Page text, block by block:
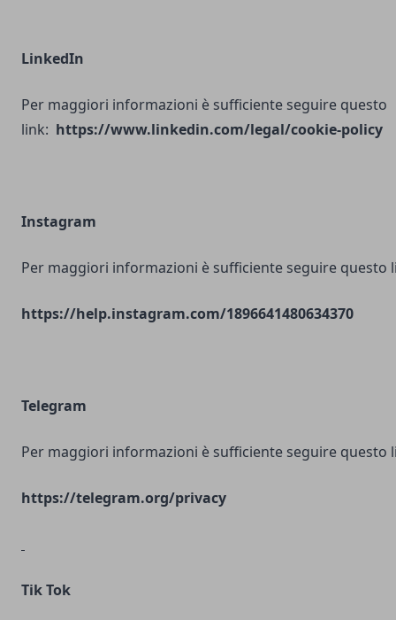
LinkedIn
Per maggiori informazioni è sufficiente seguire questo
link: https://www.linkedin.com/legal/cookie-policy
Instagram
Per maggiori informazioni è sufficiente seguire questo
https://help.instagram.com/1896641480634370
Telegram
Per maggiori informazioni è sufficiente seguire questo
https://telegram.org/privacy
Tik Tok